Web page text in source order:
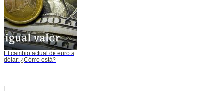
El cambio actual de euro a
dólar: ¿Cómo está?